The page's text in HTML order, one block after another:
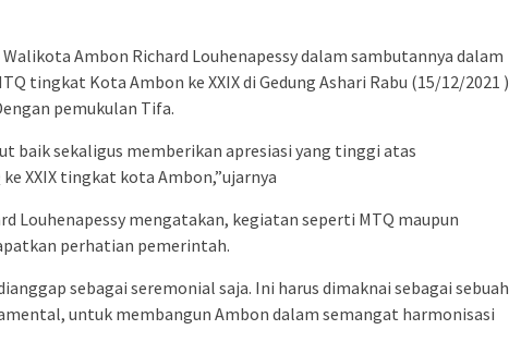
Ambon Richard Louhenapessy dalam sambutannya dalam
tingkat Kota Ambon ke XXIX di Gedung Ashari Rabu (15/12/2021 )
pemukulan Tifa.
baik sekaligus memberikan apresiasi yang tinggi atas
XXIX tingkat kota Ambon,”ujarnya
Louhenapessy mengatakan, kegiatan seperti MTQ maupun
perhatian pemerintah.
sebagai seremonial saja. Ini harus dimaknai sebagai sebuah
untuk membangun Ambon dalam semangat harmonisasi